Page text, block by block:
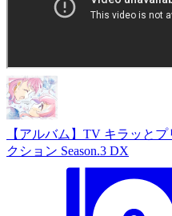
【アルバム】TV キラッと
クション Season.3 DX